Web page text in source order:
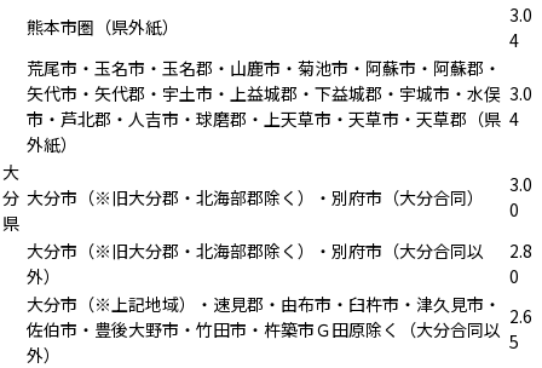
熊本市圏（県外紙）
3.0
4
荒尾市・玉名市・玉名郡・山鹿市・菊池市・阿蘇市・阿蘇郡・
矢代市・矢代郡・宇土市・上益城郡・下益城郡・宇城市・水俣
市・芦北郡・人吉市・球磨郡・上天草市・天草市・天草郡（県
外紙）
3.0
4
大
分
県
大分市（※旧大分郡・北海部郡除く）・別府市（大分合同）
3.0
0
大分市（※旧大分郡・北海部郡除く）・別府市（大分合同以
外）
2.8
0
大分市（※上記地域）・速見郡・由布市・臼杵市・津久見市・
佐伯市・豊後大野市・竹田市・杵築市Ｇ田原除く（大分合同以
外）
2.6
5